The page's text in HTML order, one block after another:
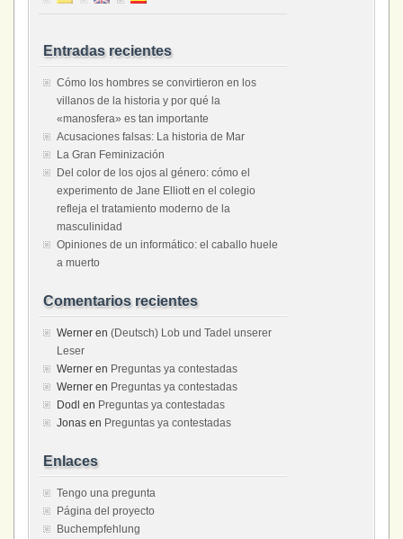
Entradas recientes
Cómo los hombres se convirtieron en los
villanos de la historia y por qué la
«manosfera» es tan importante
Acusaciones falsas: La historia de Mar
La Gran Feminización
Del color de los ojos al género: cómo el
experimento de Jane Elliott en el colegio
refleja el tratamiento moderno de la
masculinidad
Opiniones de un informático: el caballo huele
a muerto
Comentarios recientes
Werner en (Deutsch) Lob und Tadel unserer
Leser
Werner en Preguntas ya contestadas
Werner en Preguntas ya contestadas
Dodl en Preguntas ya contestadas
Jonas en Preguntas ya contestadas
Enlaces
Tengo una pregunta
Página del proyecto
Buchempfehlung